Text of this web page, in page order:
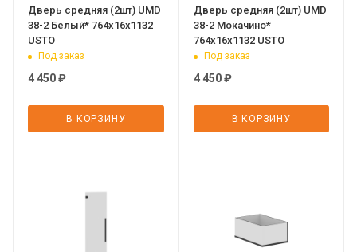
Дверь средняя (2шт) UMD
38-2 Белый* 764х16х1132
USTO
Под заказ
4 450₽
В КОРЗИНУ
Дверь средняя (2шт) UMD
38-2 Мокачино*
764х16х1132 USTO
Под заказ
4 450₽
В КОРЗИНУ